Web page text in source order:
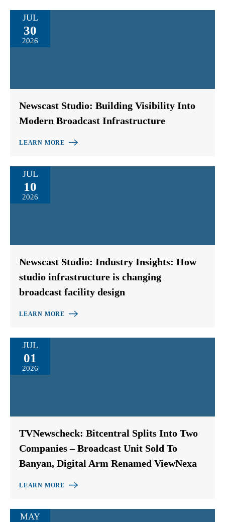
JUL
30
2026
Newscast Studio: Building Visibility Into
Modern Broadcast Infrastructure
LEARN MORE
JUL
10
2026
Newscast Studio: Industry Insights: How
studio infrastructure is changing
broadcast facility design
LEARN MORE
JUL
01
2026
TVNewscheck: Bitcentral Splits Into Two
Companies – Broadcast Unit Sold To
Banyan, Digital Arm Renamed ViewNexa
LEARN MORE
MAY